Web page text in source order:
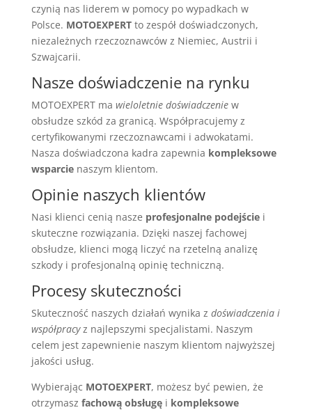
czynią nas liderem w pomocy po wypadkach w
Polsce. MOTOEXPERTto zespół doświadczonych,
niezależnych rzeczoznawców z Niemiec, Austrii i
Szwajcarii.
Nasze doświadczenie na rynku
MOTOEXPERT ma wieloletnie doświadczeniew
obsłudze szkód za granicą. Współpracujemy z
certyfikowanymi rzeczoznawcami i adwokatami.
Nasza doświadczona kadra zapewnia kompleksowe
wsparcienaszym klientom.
Opinie naszych klientów
Nasi klienci cenią nasze profesjonalne podejściei
skuteczne rozwiązania. Dzięki naszej fachowej
obsłudze, klienci mogą liczyć na rzetelną analizę
szkody i profesjonalną opinię techniczną.
Procesy skuteczności
Skuteczność naszych działań wynika z doświadczenia i
współpracyz najlepszymi specjalistami. Naszym
celem jest zapewnienie naszym klientom najwyższej
jakości usług.
Wybierając MOTOEXPERT, możesz być pewien, że
otrzymasz fachową obsługęi kompleksowe